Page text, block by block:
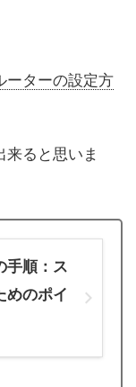
ーターの設定方
来ると思いま
手順：ス
めのポイ